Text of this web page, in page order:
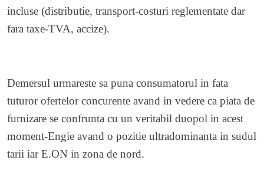
incluse (distributie, transport-costuri reglementate dar
fara taxe-TVA, accize).
Demersul urmareste sa puna consumatorul in fata
tuturor ofertelor concurente avand in vedere ca piata de
furnizare se confrunta cu un veritabil duopol in acest
moment-Engie avand o pozitie ultradominanta in sudul
tarii iar E.ON in zona de nord.